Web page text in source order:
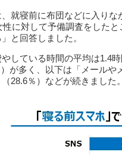
、就寝前に布団などに入り
に対して予備調査をした
と回答しました。
やしている時間の平均は1.4
）が多く、以下は「メールや
28.6％）などが続きました。